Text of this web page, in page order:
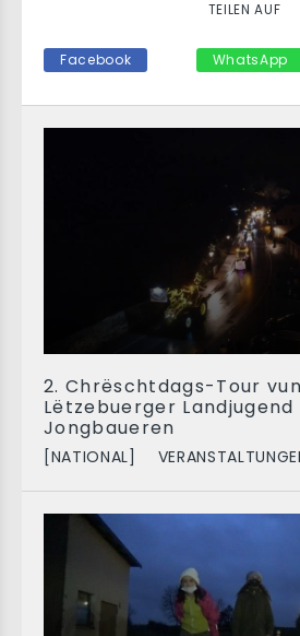
2. Chrëschtdags-Tour
Lëtzebuerger Landjugend
Jongbaueren
[NATIONAL]
TEILEN AUF
Facebook WhatsApp